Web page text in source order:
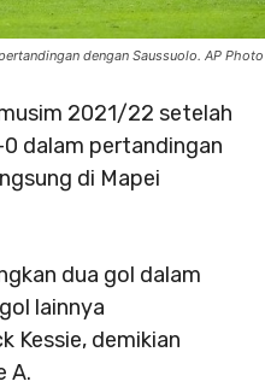
dengan Saussuolo. AP Photo
2021/22 setelah
dalam pertandingan
di Mapei
dua gol dalam
lainnya
Kessie, demikian
A.